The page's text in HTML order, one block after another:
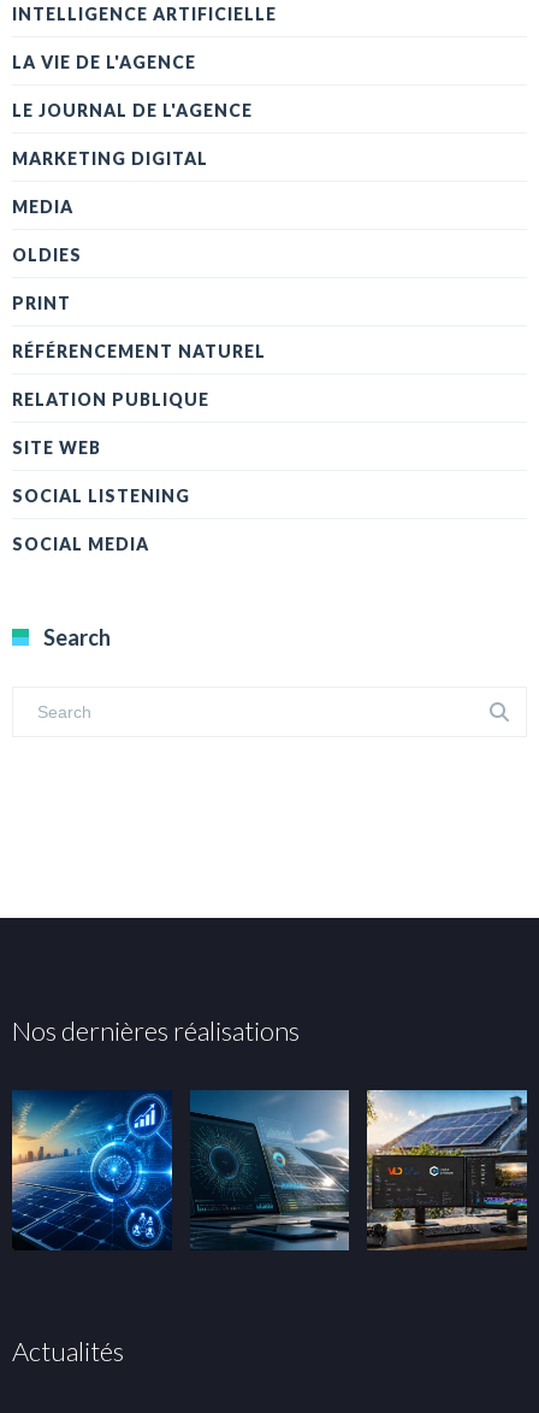
INTELLIGENCE ARTIFICIELLE
LA VIE DE L'AGENCE
LE JOURNAL DE L'AGENCE
MARKETING DIGITAL
MEDIA
OLDIES
PRINT
RÉFÉRENCEMENT NATUREL
RELATION PUBLIQUE
SITE WEB
SOCIAL LISTENING
SOCIAL MEDIA
Search
Nos dernières réalisations
Actualités